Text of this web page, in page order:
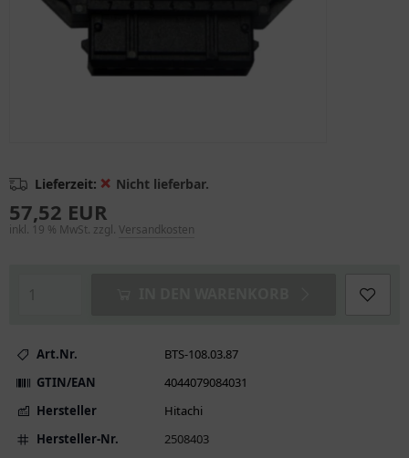
Lieferzeit: ❌ Nicht lieferbar.
57,52 EUR
inkl. 19 % MwSt. zzgl. Versandkosten
Art.Nr.
BTS-108.03.87
GTIN/EAN
4044079084031
Hersteller
Hitachi
Hersteller-Nr.
2508403